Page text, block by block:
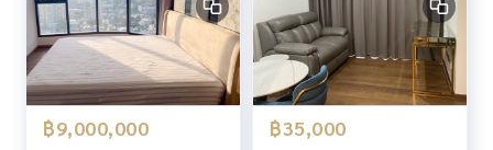
฿9,000,000 ฿35,000